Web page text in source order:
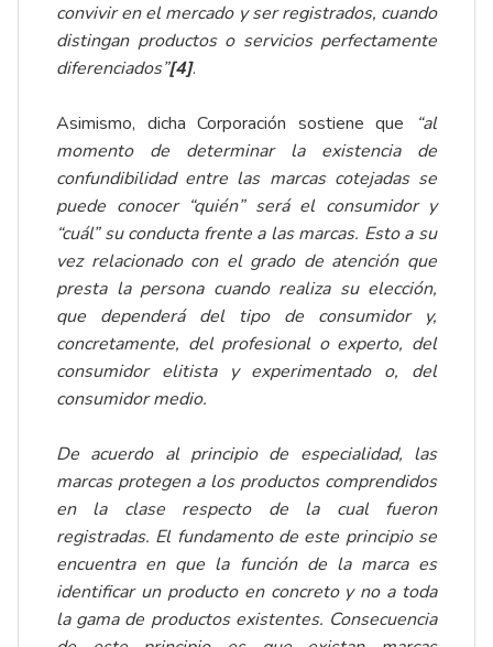
convivir en el mercado y ser registrados, cuando
distingan productos o servicios perfectamente
diferenciados”[4].
Asimismo, dicha Corporación sostiene que
“al
momento de determinar la existencia de
confundibilidad entre las marcas cotejadas se
puede conocer “quién” será el consumidor y
“cuál” su conducta frente a las marcas. Esto a su
vez relacionado con el grado de atención que
presta la persona cuando realiza su elección,
que dependerá del tipo de consumidor y,
concretamente, del profesional o experto, del
consumidor elitista y experimentado o, del
consumidor medio.
De acuerdo al principio de especialidad, las
marcas protegen a los productos comprendidos
en la clase respecto de la cual fueron
registradas. El fundamento de este principio se
encuentra en que la función de la marca es
identificar un producto en concreto y no a toda
la gama de productos existentes. Consecuencia